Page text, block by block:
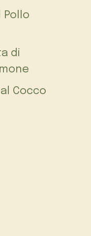
Pollo
di
Cocco